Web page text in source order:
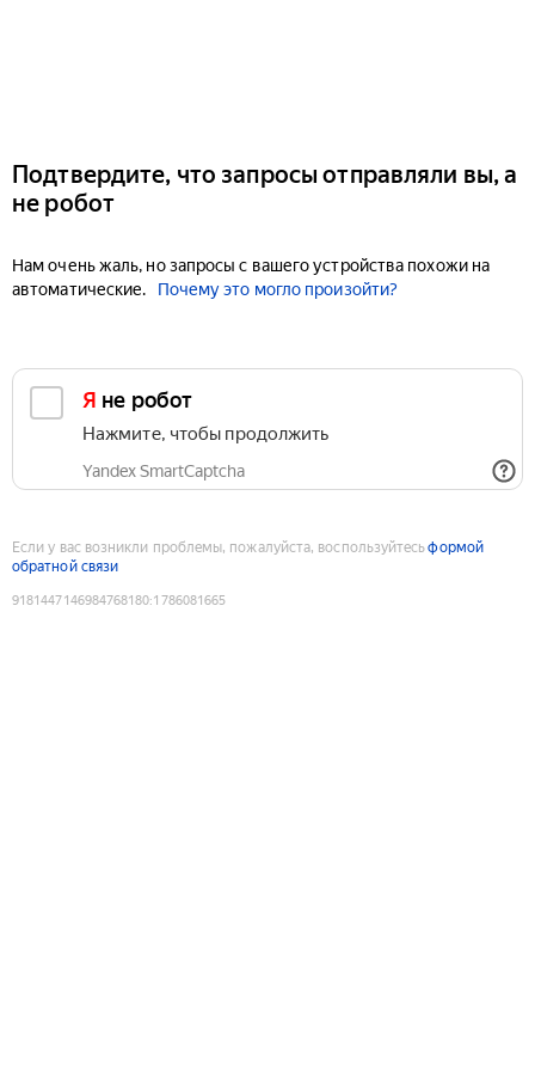
Подтвердите, что запросы отправляли вы, а
не робот
Нам очень жаль, но запросы с вашего устройства похожи на
автоматические.
Почему это могло произойти?
Я не робот
Нажмите, чтобы продолжить
Yandex SmartCaptcha
Если у вас возникли проблемы, пожалуйста, воспользуйтесьформой
обратной связи
9181447146984768180:1786081665